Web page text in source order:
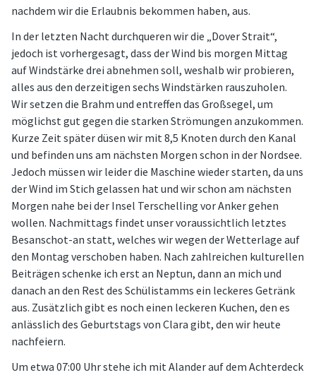
nachdem wir die Erlaubnis bekommen haben, aus.
In der letzten Nacht durchqueren wir die „Dover Strait“,
jedoch ist vorhergesagt, dass der Wind bis morgen Mittag
auf Windstärke drei abnehmen soll, weshalb wir probieren,
alles aus den derzeitigen sechs Windstärken rauszuholen.
Wir setzen die Brahm und entreffen das Großsegel, um
möglichst gut gegen die starken Strömungen anzukommen.
Kurze Zeit später düsen wir mit 8,5 Knoten durch den Kanal
und befinden uns am nächsten Morgen schon in der Nordsee.
Jedoch müssen wir leider die Maschine wieder starten, da uns
der Wind im Stich gelassen hat und wir schon am nächsten
Morgen nahe bei der Insel Terschelling vor Anker gehen
wollen. Nachmittags findet unser voraussichtlich letztes
Besanschot-an statt, welches wir wegen der Wetterlage auf
den Montag verschoben haben. Nach zahlreichen kulturellen
Beiträgen schenke ich erst an Neptun, dann an mich und
danach an den Rest des Schülistamms ein leckeres Getränk
aus. Zusätzlich gibt es noch einen leckeren Kuchen, den es
anlässlich des Geburtstags von Clara gibt, den wir heute
nachfeiern.
Um etwa 07:00 Uhr stehe ich mit Alander auf dem Achterdeck